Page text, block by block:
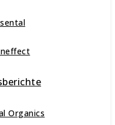
Organics